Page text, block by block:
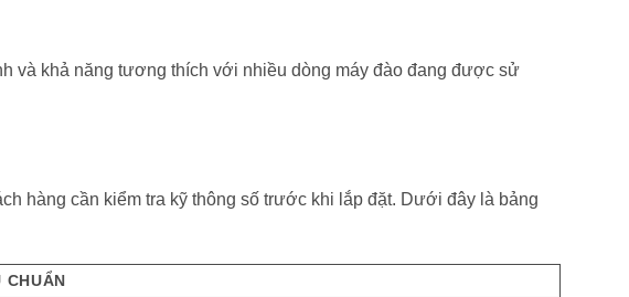
và khả năng tương thích với nhiều dòng máy đào đang được sử
hàng cần kiểm tra kỹ thông số trước khi lắp đặt. Dưới đây là bảng
CHUẨN